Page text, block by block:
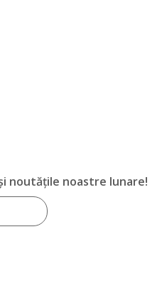
noutățile noastre lunare!